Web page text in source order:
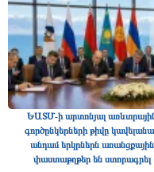
ԵԱՏՄ-ի արտոնյալ
գործընկերների թիվը
անդամ երկրներն առանցքային
փաստաթղթեր են ստորագրել